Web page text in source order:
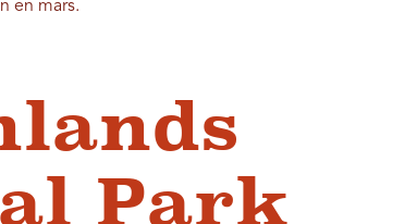
en mars.
Park